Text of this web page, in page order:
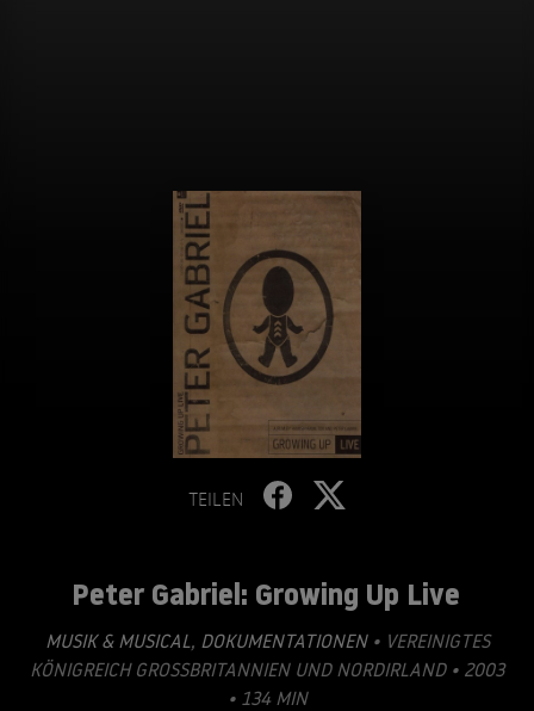
TEILEN
Peter Gabriel: Growing Up Live
MUSIK & MUSICAL, DOKUMENTATIONEN• VEREINIGTES
KÖNIGREICH GROSSBRITANNIEN UND NORDIRLAND • 2003
• 134 MIN